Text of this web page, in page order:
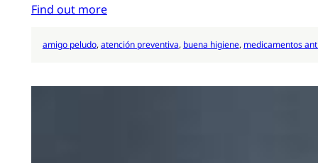
Find out more
amigo peludo, atención preventiva, buena higiene, medicamentos